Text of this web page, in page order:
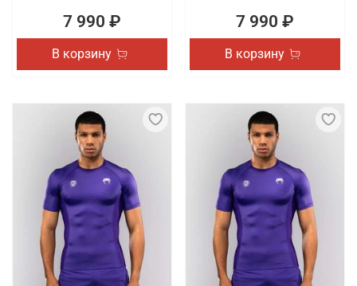
7 990 ₽
В корзину
7 990 ₽
В корзину